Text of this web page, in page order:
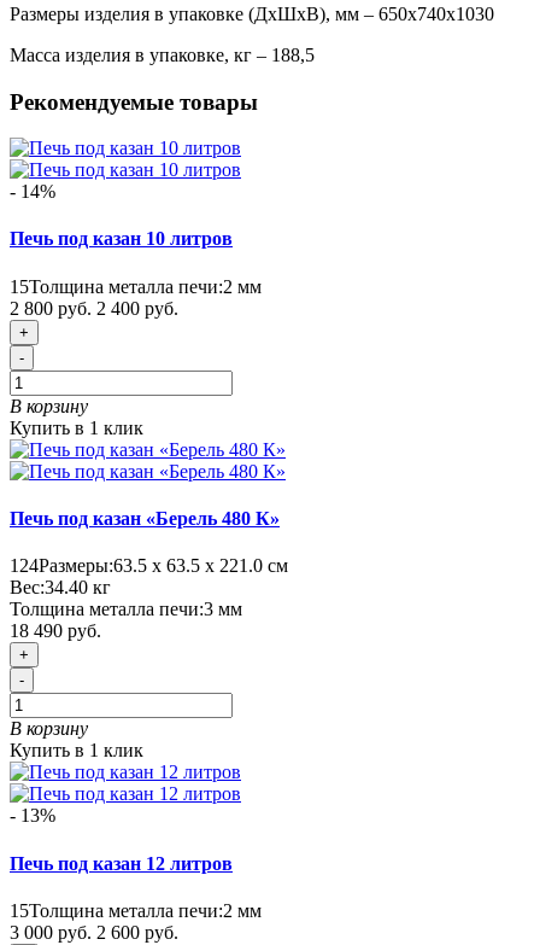
Размеры изделия в упаковке (ДхШхВ), мм – 650х740х1030
Масса изделия в упаковке, кг – 188,5
Рекомендуемые товары
- 14%
Печь под казан 10 литров
15Толщина металла печи:2 мм
2 800 руб. 2 400 руб.
+
-
В корзину
Купить в 1 клик
Печь под казан «Берель 480 К»
124Размеры:63.5 х 63.5 х 221.0 см
Вес:34.40 кг
Толщина металла печи:3 мм
18 490 руб.
+
-
В корзину
Купить в 1 клик
- 13%
Печь под казан 12 литров
15Толщина металла печи:2 мм
3 000 руб. 2 600 руб.